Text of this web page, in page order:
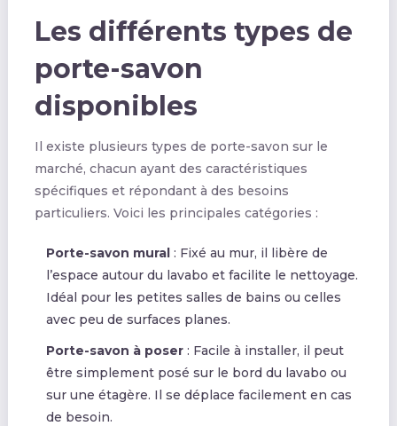
Les différents types de
porte-savon
disponibles
Il existe plusieurs types de porte-savon sur le
marché, chacun ayant des caractéristiques
spécifiques et répondant à des besoins
particuliers. Voici les principales catégories :
Porte-savon mural: Fixé au mur, il libère de
l’espace autour du lavabo et facilite le nettoyage.
Idéal pour les petites salles de bains ou celles
avec peu de surfaces planes.
Porte-savon à poser: Facile à installer, il peut
être simplement posé sur le bord du lavabo ou
sur une étagère. Il se déplace facilement en cas
de besoin.